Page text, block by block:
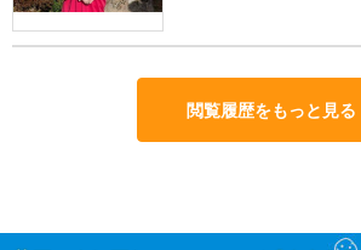
閲覧履歴をもっと見る